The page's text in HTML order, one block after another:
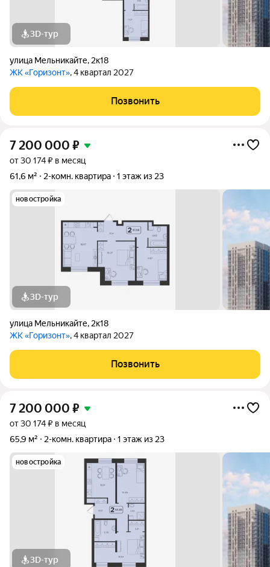
3D-тур
улица Мельникайте, 2к18
ЖК «Горизонт», 4 квартал 2027
Позвонить
7 200 000 ₽
от 30 174 ₽ в месяц
61,6 м²
2-комн. квартира 1 этаж из 23
новостройка
3D-тур
улица Мельникайте, 2к18
ЖК «Горизонт», 4 квартал 2027
Позвонить
7 200 000 ₽
от 30 174 ₽ в месяц
65,9 м²
2-комн. квартира 1 этаж из 23
новостройка
3D-тур